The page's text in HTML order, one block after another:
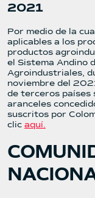
2021
Por medio de la
aplicables a los
productos
el Sistema Andino
Agroindustriales,
noviembre del
de terceros países
aranceles
suscritos por
clic aquí.